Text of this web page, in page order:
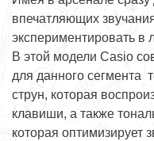
впечатляющих
экспериментировать
В этой модели Casio
для данного сегмента
струн, которая
клавиши, а также
которая оптимизирует